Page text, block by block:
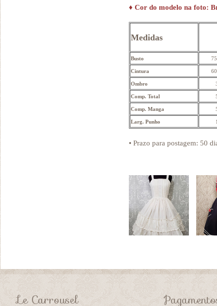
♦ Cor do modelo na foto:
Medidas
Busto
Cintura
Ombro
Comp. Total
Comp. Manga
Larg. Punho
• Prazo para postagem: 50
Le Carrousel